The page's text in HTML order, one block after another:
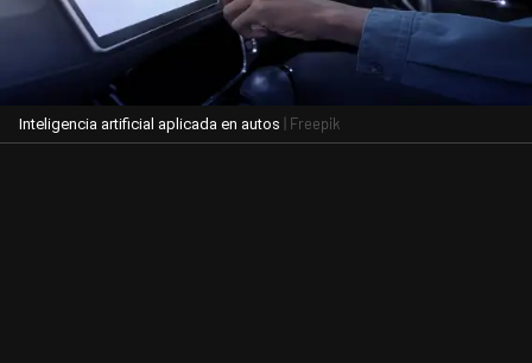
Inteligencia artificial aplicada en autos | Freepik